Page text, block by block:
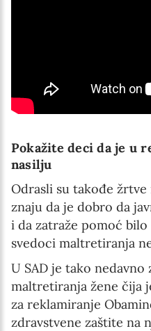
Pokažite deci da je u
nasilju
Odrasli su takođe žrtve
znaju da je dobro da
i da zatraže pomoć
svedoci maltretiranja
U SAD je tako nedavno
maltretiranja žene
za reklamiranje
zdravstvene zaštite na